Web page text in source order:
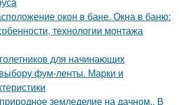
окон в бане. Окна в баню:
технологии монтажа
для начинающих
фум-ленты. Марки и
земледелие на дачном.. В